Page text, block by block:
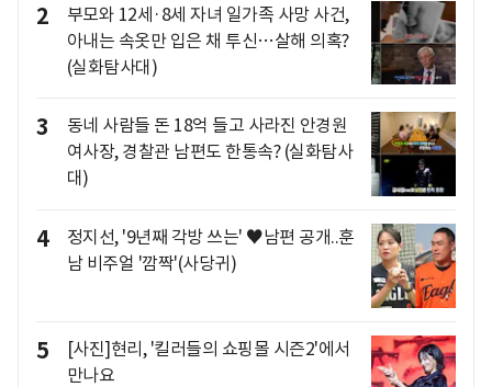
2
부모와 12세·8세 자녀 일가족 사망 사건,
아내는 속옷만 입은 채 투신…살해 의혹?
(실화탐사대)
3
동네 사람들 돈 18억 들고 사라진 안경원
여사장, 경찰관 남편도 한통속? (실화탐사
대)
4
정지선, '9년째 각방 쓰는' ♥남편 공개..훈
남 비주얼 '깜짝'(사당귀)
5
[사진]현리, '킬러들의 쇼핑몰 시즌2'에서
만나요